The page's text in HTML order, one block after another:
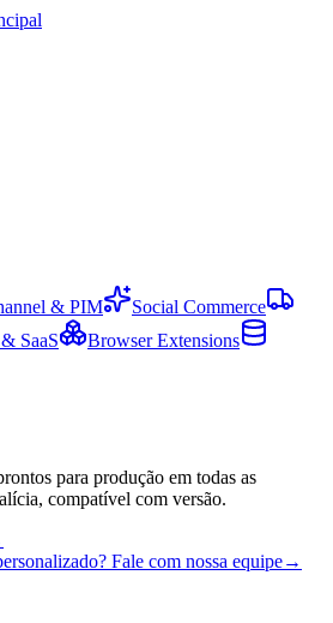
& PIM
Social Commerce
SaaS
Browser Extensions
para produção em todas as
compatível com versão.
Fale com nossa equipe→